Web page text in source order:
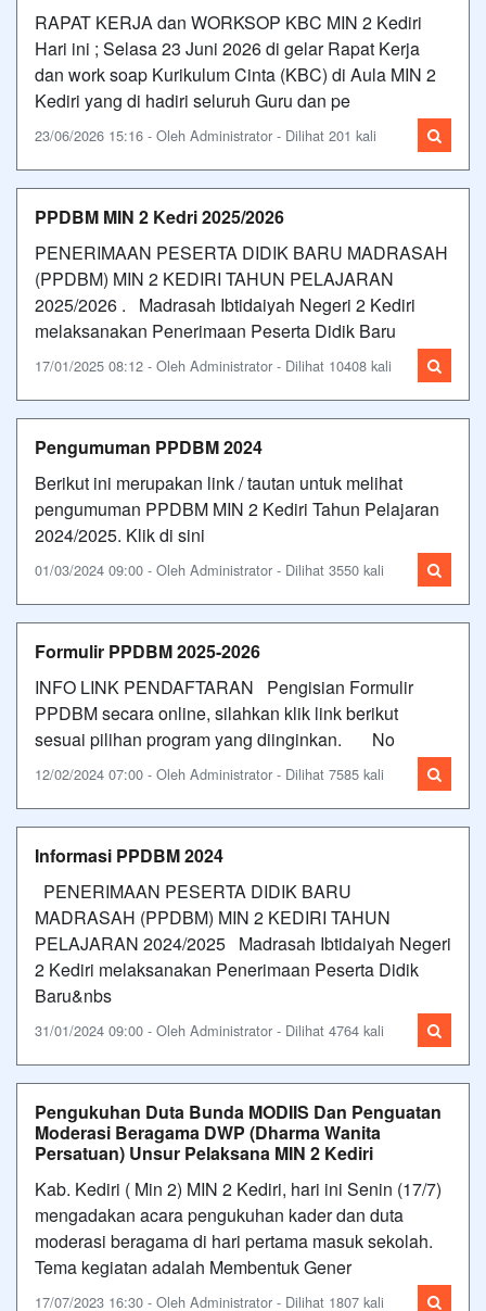
RAPAT KERJA dan WORKSOP KBC MIN 2 Kediri
Hari ini ; Selasa 23 Juni 2026 di gelar Rapat Kerja
dan work soap Kurikulum Cinta (KBC) di Aula MIN 2
Kediri yang di hadiri seluruh Guru dan pe
23/06/2026 15:16 - Oleh Administrator - Dilihat 201 kali
PPDBM MIN 2 Kedri 2025/2026
PENERIMAAN PESERTA DIDIK BARU MADRASAH
(PPDBM) MIN 2 KEDIRI TAHUN PELAJARAN
2025/2026 . Madrasah Ibtidaiyah Negeri 2 Kediri
melaksanakan Penerimaan Peserta Didik Baru
17/01/2025 08:12 - Oleh Administrator - Dilihat 10408 kali
Pengumuman PPDBM 2024
Berikut ini merupakan link / tautan untuk melihat
pengumuman PPDBM MIN 2 Kediri Tahun Pelajaran
2024/2025. Klik di sini
01/03/2024 09:00 - Oleh Administrator - Dilihat 3550 kali
Formulir PPDBM 2025-2026
INFO LINK PENDAFTARAN Pengisian Formulir
PPDBM secara online, silahkan klik link berikut
sesuai pilihan program yang diinginkan. No
12/02/2024 07:00 - Oleh Administrator - Dilihat 7585 kali
Informasi PPDBM 2024
PENERIMAAN PESERTA DIDIK BARU
MADRASAH (PPDBM) MIN 2 KEDIRI TAHUN
PELAJARAN 2024/2025 Madrasah Ibtidaiyah Negeri
2 Kediri melaksanakan Penerimaan Peserta Didik
Baru&nbs
31/01/2024 09:00 - Oleh Administrator - Dilihat 4764 kali
Pengukuhan Duta Bunda MODIIS Dan Penguatan
Moderasi Beragama DWP (Dharma Wanita
Persatuan) Unsur Pelaksana MIN 2 Kediri
Kab. Kediri ( Min 2) MIN 2 Kediri, hari ini Senin (17/7)
mengadakan acara pengukuhan kader dan duta
moderasi beragama di hari pertama masuk sekolah.
Tema kegiatan adalah Membentuk Gener
17/07/2023 16:30 - Oleh Administrator - Dilihat 1807 kali